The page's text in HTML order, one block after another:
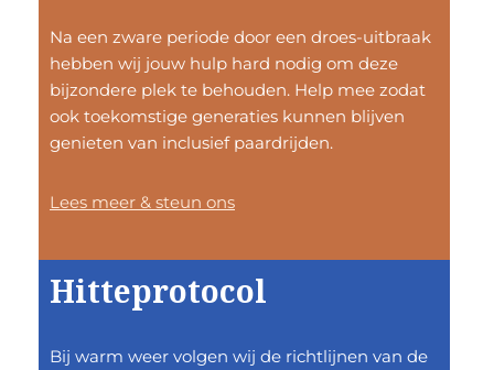
Na een zware periode door een droes-uitbraak
hebben wij jouw hulp hard nodig om deze
bijzondere plek te behouden. Help mee zodat
ook toekomstige generaties kunnen blijven
genieten van inclusief paardrijden.
Lees meer & steun ons
Hitteprotocol
Bij warm weer volgen wij de richtlijnen van de